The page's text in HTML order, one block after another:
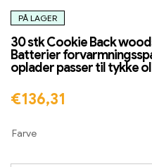
PÅ LAGER
30 stk Cookie Back
Batterier
oplader passer til tykke
€136,31
Farve